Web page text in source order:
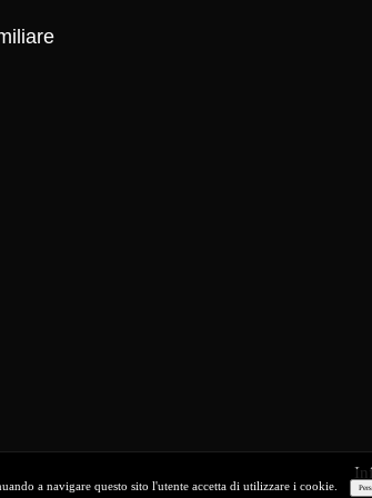
a navigare questo sito l'utente accetta di utilizzare i cookie.